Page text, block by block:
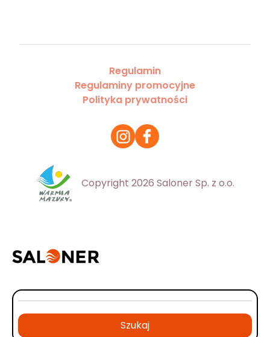
Regulamin
Regulaminy promocyjne
Polityka prywatności
Copyright 2026 Saloner Sp. z o.o.
Szukaj